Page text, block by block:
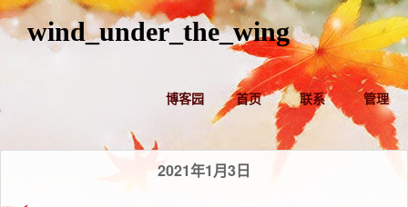
wind_under_the_wing
博客园 首页 联系 管理
2021年1月3日